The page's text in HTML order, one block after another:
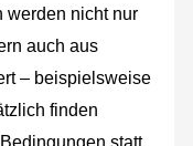
werden nicht nur
auch aus
– beispielsweise
finden
statt,